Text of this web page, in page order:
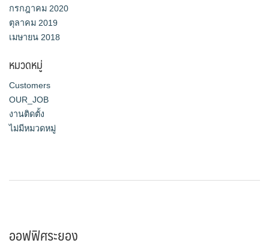
กรกฎาคม 2020
ตุลาคม 2019
เมษายน 2018
หมวดหมู่
Customers
OUR_JOB
งานติดตั้ง
ไม่มีหมวดหมู่
ออฟฟิศระยอง